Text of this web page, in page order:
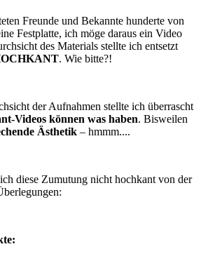
Freunde und Bekannte hunderte von
Festplatte, ich möge daraus ein Video
des Materials stellte ich entsetzt
. Wie bitte?!
der Aufnahmen stellte ich überrascht
Videos können was haben. Bisweilen
Ästhetik – hmmm....
diese Zumutung nicht hochkant von der